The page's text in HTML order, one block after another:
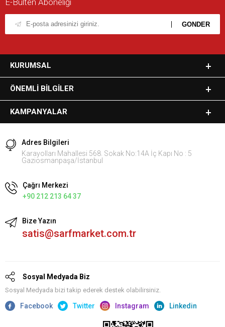
KURUMSAL
ÖNEMLI BILGILER
KAMPANYALAR
Adres Bilgileri
Karayolları Mahallesi 568. Sokak No:14A İç Kapı No : 5
Gaziosmanpaşa/İstanbul
Çağrı Merkezi
+90 212 213 64 37
Bize Yazın
satis@sarfmarket.com.tr
Sosyal Medyada Biz
Sosyal Medyada bizi takip ederek destek olabilirsiniz.
Facebook Twitter Instagram Linkedin